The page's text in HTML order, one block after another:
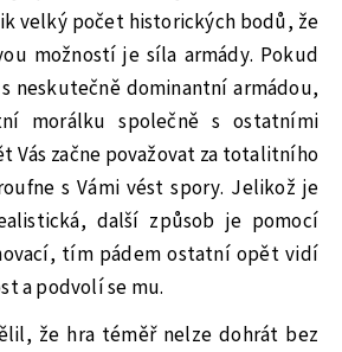
velký počet historických bodů, že
možností je síla armády. Pokud
neskutečně dominantní armádou,
morálku společně s ostatními
Vás začne považovat za totalitního
s Vámi vést spory. Jelikož je
další způsob je pomocí
tím pádem ostatní opět vidí
a podvolí se mu.
že hra téměř nelze dohrát bez